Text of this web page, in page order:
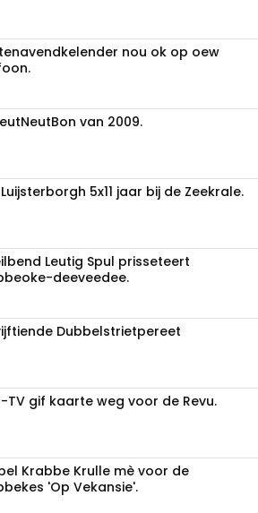
nou ok op oew
van 2009.
5x11 jaar bij de Zeekrale.
Leutig Spul prisseteert
deeveedee.
Dubbelstrietpereet
TV gif kaarte weg voor de Revu.
Krabbe Krulle mè voor de
'Op Vekansie'.